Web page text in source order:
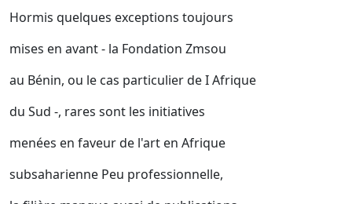
Hormis quelques exceptions toujours
mises en avant - la Fondation Zmsou
au Bénin, ou le cas particulier de I Afrique
du Sud -, rares sont les initiatives
menées en faveur de l'art en Afrique
subsaharienne Peu professionnelle,